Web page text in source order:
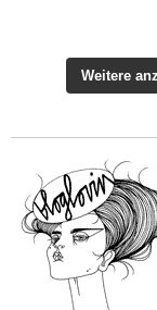
Weitere